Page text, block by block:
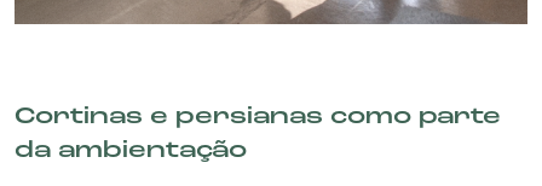
Cortinas e persianas como parte
da ambientação